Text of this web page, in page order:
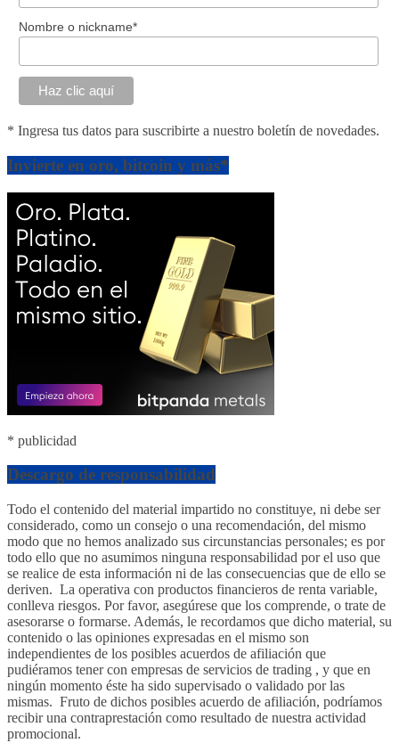
Nombre o nickname*
* Ingresa tus datos para suscribirte a nuestro boletín de novedades.
Invierte en oro, bitcoin y más*
* publicidad
Descargo de responsabilidad
Todo el contenido del material impartido no constituye, ni debe ser
considerado, como un consejo o una recomendación, del mismo
modo que no hemos analizado sus circunstancias personales; es por
todo ello que no asumimos ninguna responsabilidad por el uso que
se realice de esta información ni de las consecuencias que de ello se
deriven. La operativa con productos financieros de renta variable,
conlleva riesgos. Por favor, asegúrese que los comprende, o trate de
asesorarse o formarse. Además, le recordamos que dicho material, su
contenido o las opiniones expresadas en el mismo son
independientes de los posibles acuerdos de afiliación que
pudiéramos tener con empresas de servicios de trading , y que en
ningún momento éste ha sido supervisado o validado por las
mismas. Fruto de dichos posibles acuerdo de afiliación, podríamos
recibir una contraprestación como resultado de nuestra actividad
promocional.